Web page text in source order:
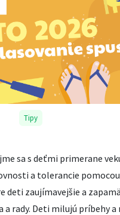
Tipy
sa s deťmi primerane
a tolerancie
deti zaujímavejšie a
a rady. Deti milujú príbehy